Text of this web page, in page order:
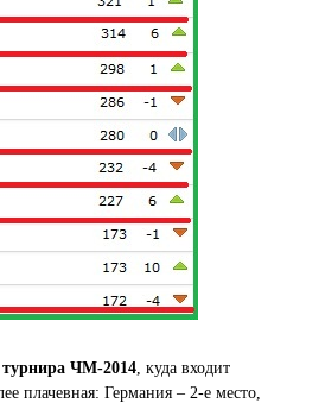
турнира ЧМ-2014 , куда входит
плачевная: Германия – 2-е место,